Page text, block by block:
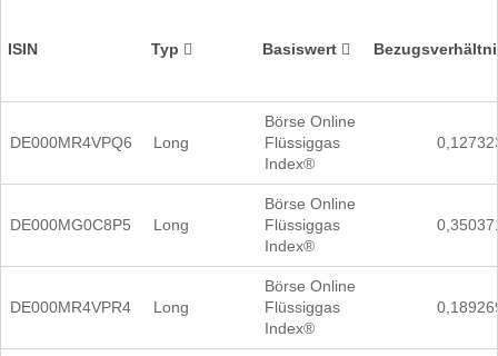
ISIN Typ Basiswert
DE000MR4VPQ6 Long
Börse Online
Flüssiggas
Index®
DE000MG0C8P5 Long
Börse Online
Flüssiggas
Index®
DE000MR4VPR4 Long
Börse Online
Flüssiggas
Index®